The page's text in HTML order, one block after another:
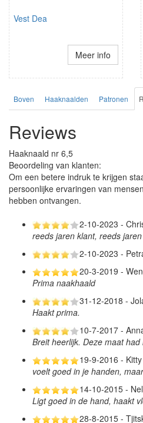
Vest Dea
Meer info
Boven Haaknaalden Patronen
Reviews
Haaknaald nr 6,5
Beoordeling van klanten:
Om een betere indruk te krijgen
persoonlijke ervaringen van
hebben ontvangen.
2-10-2023 -
reeds jaren klant, reeds
2-10-2023 -
20-3-2019 -
Prima naakhaald
31-12-2018 -
Haakt prima.
10-7-2017 -
Breit heerlijk. Deze maat had
19-9-2016 - Kitty
voelt goed in je handen,
14-10-2015 -
Ligt goed in de hand, haakt
28-8-2015 -